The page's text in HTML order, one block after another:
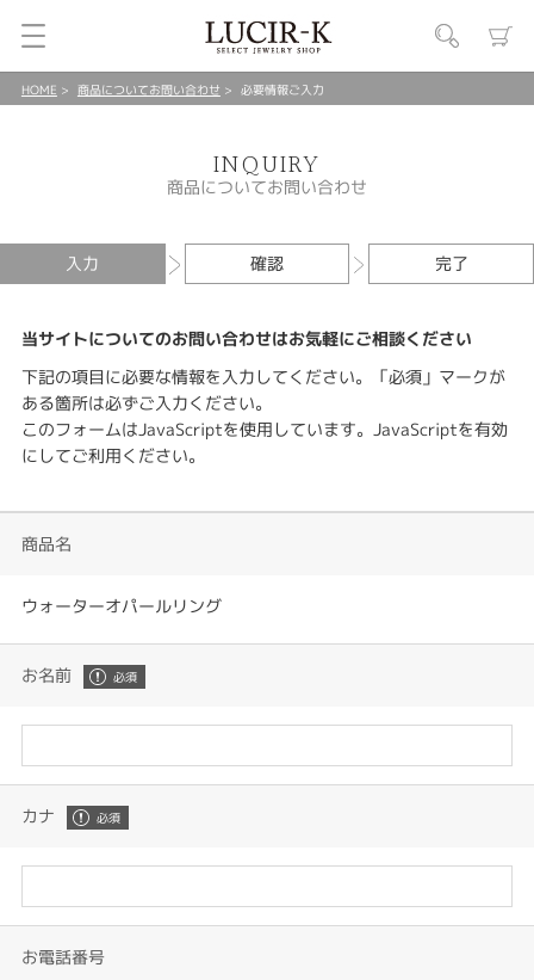
HOME 商品についてお問い合わせ 必要情報ご入力
INQUIRY
商品についてお問い合わせ
入力 確認 完了
当サイトについてのお問い合わせはお気軽にご相談ください
下記の項目に必要な情報を入力してください。「必須」マークが
ある箇所は必ずご入力ください。
このフォームはJavaScriptを使用しています。JavaScriptを有効
にしてご利用ください。
商品名
ウォーターオパールリング
お名前
カナ
お電話番号